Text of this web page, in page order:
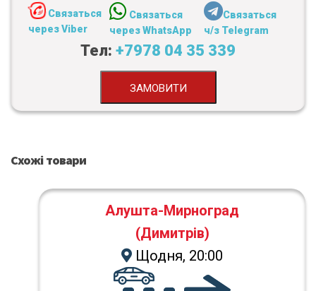
Связаться
через Viber
Связаться
через WhatsApp
Связаться
ч/з Telegram
Тел: +7978 04 35 339
ЗАМОВИТИ
Схожі товари
Алушта-Мирноград
(Димитрів)
Щодня, 20:00